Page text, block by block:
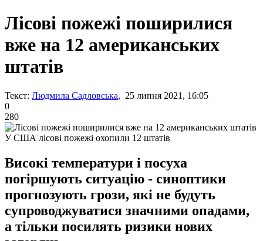
Лісові пожежі поширилися
вже на 12 американських
штатів
Текст: Людмила Садловська, 25 липня 2021, 16:05
0
280
У США лісові пожежі охопили 12 штатів
Високі температури і посуха
погіршують ситуацію - синоптики
прогнозують грози, які не будуть
супроводжуватися значними опадами,
а тільки посилять ризики нових